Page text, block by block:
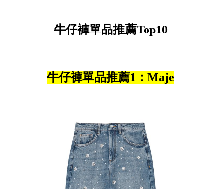
牛仔褲單品推薦Top10
牛仔褲單品推薦1：Maje